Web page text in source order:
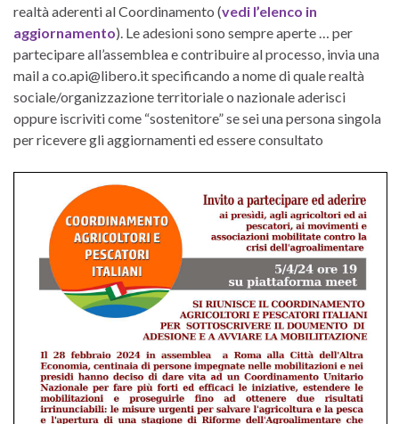
realtà aderenti al Coordinamento (vedi l’elenco in
aggiornamento). Le adesioni sono sempre aperte … per
partecipare all’assemblea e contribuire al processo, invia una
mail a co.api@libero.it specificando a nome di quale realtà
sociale/organizzazione territoriale o nazionale aderisci
oppure iscriviti come “sostenitore” se sei una persona singola
per ricevere gli aggiornamenti ed essere consultato